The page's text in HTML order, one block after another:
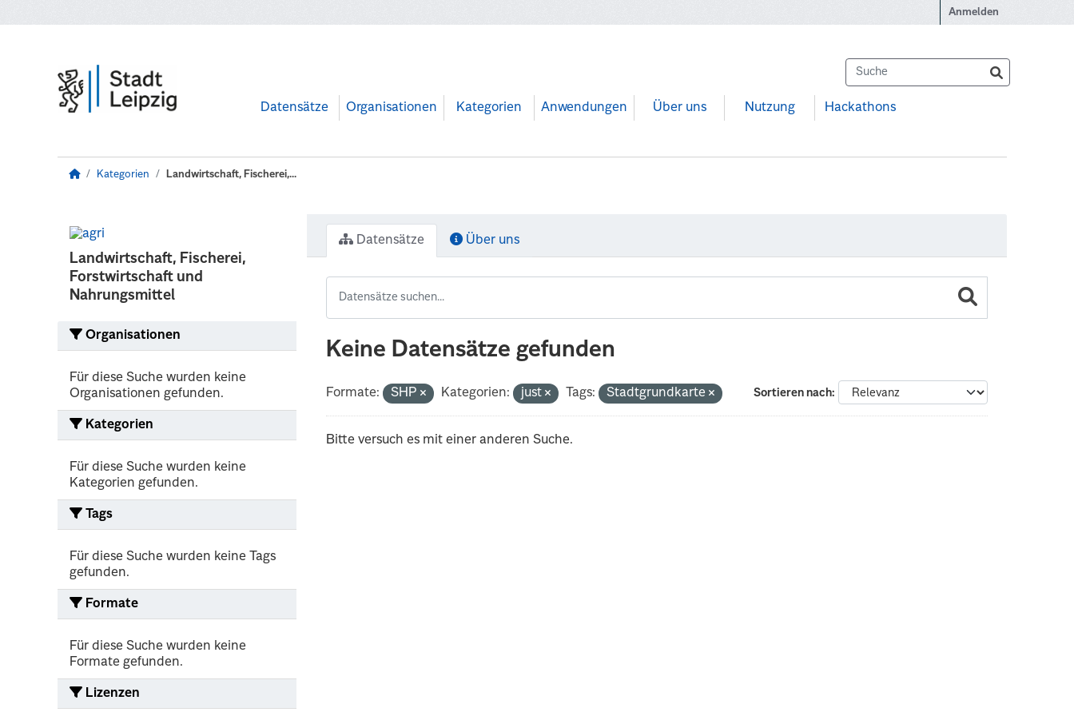
Anmelden
Datensätze Organisationen Kategorien Anwendungen Über uns Nutzung Hackathons
Kategorien Landwirtschaft, Fischerei,...
Landwirtschaft, Fischerei,
Forstwirtschaft und
Nahrungsmittel
Organisationen
Für diese Suche wurden keine
Organisationen gefunden.
Kategorien
Für diese Suche wurden keine
Kategorien gefunden.
Tags
Für diese Suche wurden keine Tags
gefunden.
Formate
Für diese Suche wurden keine
Formate gefunden.
Lizenzen
Datensätze Über uns
Keine Datensätze gefunden
Sortieren nach
Formate: SHP Kategorien: just Tags: Stadtgrundkarte
Bitte versuch es mit einer anderen Suche.